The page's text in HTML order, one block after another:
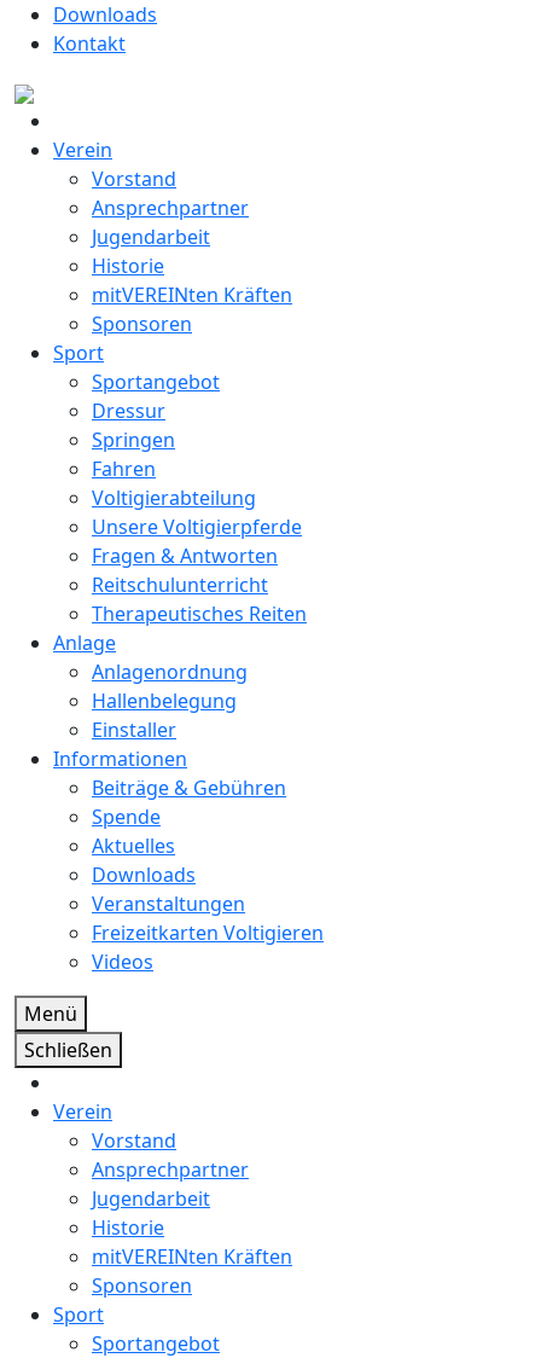
Downloads
Kontakt
Verein
Vorstand
Ansprechpartner
Jugendarbeit
Historie
mitVEREINten Kräften
Sponsoren
Sport
Sportangebot
Dressur
Springen
Fahren
Voltigierabteilung
Unsere Voltigierpferde
Fragen & Antworten
Reitschulunterricht
Therapeutisches Reiten
Anlage
Anlagenordnung
Hallenbelegung
Einstaller
Informationen
Beiträge & Gebühren
Spende
Aktuelles
Downloads
Veranstaltungen
Freizeitkarten Voltigieren
Videos
Menü
Schließen
Verein
Vorstand
Ansprechpartner
Jugendarbeit
Historie
mitVEREINten Kräften
Sponsoren
Sport
Sportangebot